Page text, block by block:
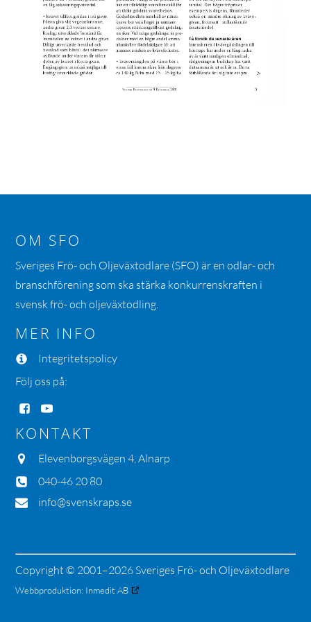
OM SFO
Sveriges Frö- och Oljeväxtodlare (SFO) är en odlar- och
branschförening som ska stärka konkurrenskraften i
svensk frö- och oljeväxtodling.
MER INFO
Integritetspolicy
Följ oss på:
KONTAKT
Elevenborgsvägen 4, Alnarp
040-46 20 80
info@svenskraps.se
Copyright © 2001–2026 Sveriges Frö- och Oljeväxtodlare
Webbproduktion: Inmedit AB